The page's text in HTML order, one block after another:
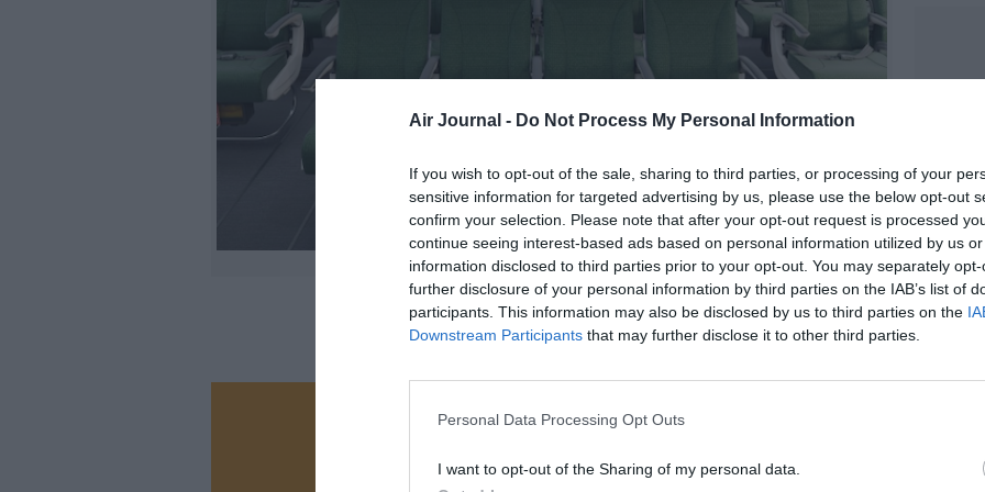
Air Journal - Do Not Process My Personal Information
If you wish to opt-out of the sale, sharing to third parties, or processing of your
sensitive information for targeted advertising by us, please use the below opt-out
confirm your selection. Please note that after your opt-out request is processed
continue seeing interest-based ads based on personal information utilized by us
information disclosed to third parties prior to your opt-out. You may separately
further disclosure of your personal information by third parties on the IAB’s list of
participants. This information may also be disclosed by us to third parties on the
Downstream Participants that may further disclose it to other third parties.
Personal Data Processing Opt Outs
I want to opt-out of the Sharing of my personal data.
©Ethiopian Airlines
Vous avez apprécié l’article ?